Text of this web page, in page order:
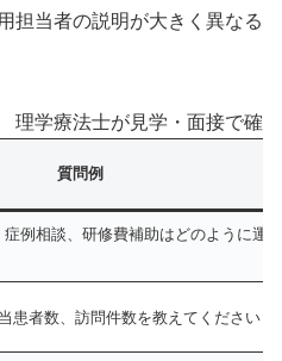
担当者の説明が大きく異なる
理学療法士が見学・面接で確
質問例
例相談、研修費補助はどのように運
患者数、訪問件数を教えてください